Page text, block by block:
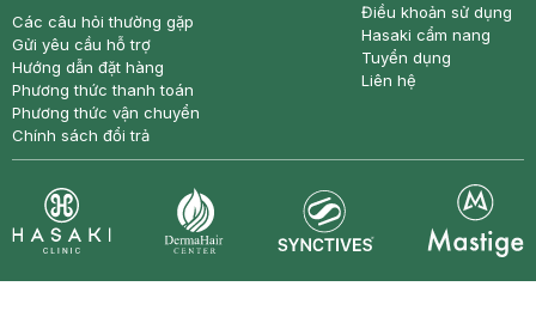
Các câu hỏi thường gặp
Gửi yêu cầu hỗ trợ
Hướng dẫn đặt hàng
Phương thức thanh toán
Phương thức vận chuyển
Chính sách đổi trả
Điều khoản sử dụng
Hasaki cẩm nang
Tuyển dụng
Liên hệ